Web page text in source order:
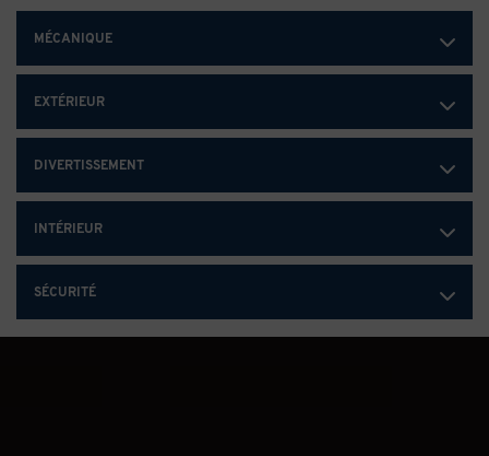
conducteur et passager avant chauffants (KA1), volant
chauffant (KI3) et glaces électriques à commande d'ouverture
et de fermeture rapides à distance côté conducteur et à
commande d'ouverture rapide pour toutes les autres glaces
MÉCANIQUE
EXTÉRIEUR
DIVERTISSEMENT
INTÉRIEUR
SÉCURITÉ